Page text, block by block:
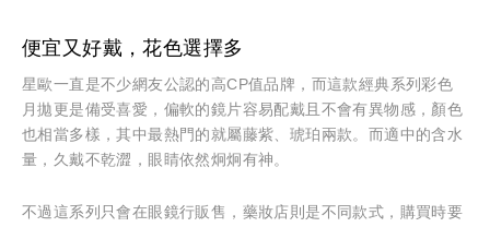
便宜又好戴，花色選擇多
星歐一直是不少網友公認的高CP值品牌，而這款經典系列彩色
月拋更是備受喜愛，偏軟的鏡片容易配戴且不會有異物感，顏色
也相當多樣，其中最熱門的就屬藤紫、琥珀兩款。而適中的含水
量，久戴不乾澀，眼睛依然炯炯有神。
不過這系列只會在眼鏡行販售，藥妝店則是不同款式，購買時要